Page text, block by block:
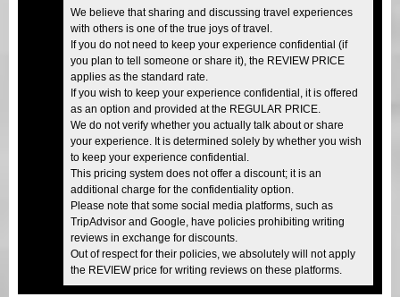
We believe that sharing and discussing travel experiences
with others is one of the true joys of travel.
If you do not need to keep your experience confidential (if
you plan to tell someone or share it), the REVIEW PRICE
applies as the standard rate.
If you wish to keep your experience confidential, it is offered
as an option and provided at the REGULAR PRICE.
We do not verify whether you actually talk about or share
your experience. It is determined solely by whether you wish
to keep your experience confidential.
This pricing system does not offer a discount; it is an
additional charge for the confidentiality option.
Please note that some social media platforms, such as
TripAdvisor and Google, have policies prohibiting writing
reviews in exchange for discounts.
Out of respect for their policies, we absolutely will not apply
the REVIEW price for writing reviews on these platforms.